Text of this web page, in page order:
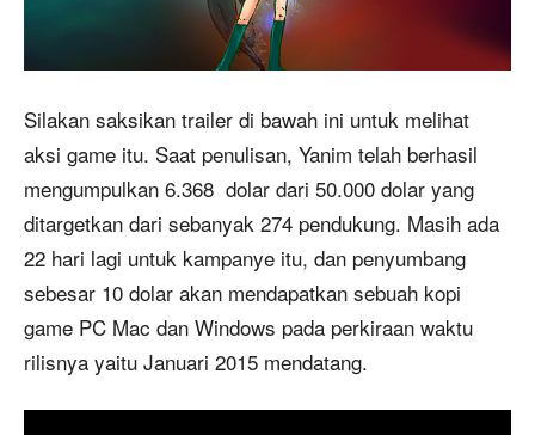
Silakan saksikan trailer di bawah ini untuk melihat
aksi game itu. Saat penulisan, Yanim telah berhasil
mengumpulkan 6.368 dolar dari 50.000 dolar yang
ditargetkan dari sebanyak 274 pendukung. Masih ada
22 hari lagi untuk kampanye itu, dan penyumbang
sebesar 10 dolar akan mendapatkan sebuah kopi
game PC Mac dan Windows pada perkiraan waktu
rilisnya yaitu Januari 2015 mendatang.